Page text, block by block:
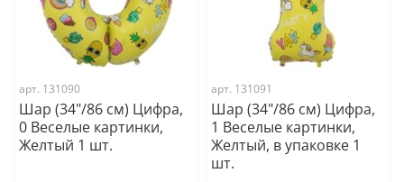
арт. 131090
Шар (34"/86 см) Цифра,
0 Веселые картинки,
Желтый 1 шт.
арт. 131091
Шар (34"/86 см) Цифра,
1 Веселые картинки,
Желтый, в упаковке 1
шт.